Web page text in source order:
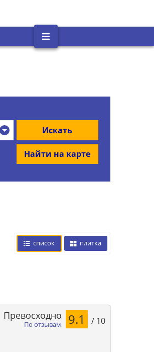
Искать
Найти на карте
список плитка
По отзывам
Превосходно 9.1 / 10